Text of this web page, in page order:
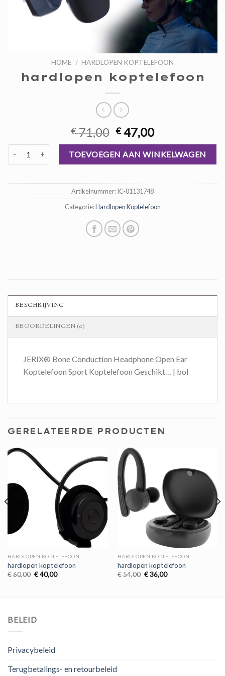
HOME / HARDLOPEN KOPTELEFOON
hardlopen koptelefoon
€71,00 Oorspronkelijke
prijs
was:
€ 71,00.
€47,00Huidige
prijs
is:
€ 47,00.
hardlopen koptelefoon aantalTOEVOEGEN AAN WINKELWAGEN
Artikelnummer:IC-01131748
Categorie:Hardlopen Koptelefoon
BESCHRIJVING
BEOORDELINGEN (0)
JERIX® Bone Conduction Headphone Open Ear
Koptelefoon Sport Koptelefoon Geschikt… | bol
GERELATEERDE PRODUCTEN
HARDLOPEN KOPTELEFOON
hardlopen koptelefoon
€60,00 Oorspronkelijke
€40,00Huidige
HARDLOPEN KOPTELEFOON
hardlopen koptelefoon
€54,00 Oorspronkelijke
€36,00Huidige
BELEID
Privacybeleid
Terugbetalings- en retourbeleid